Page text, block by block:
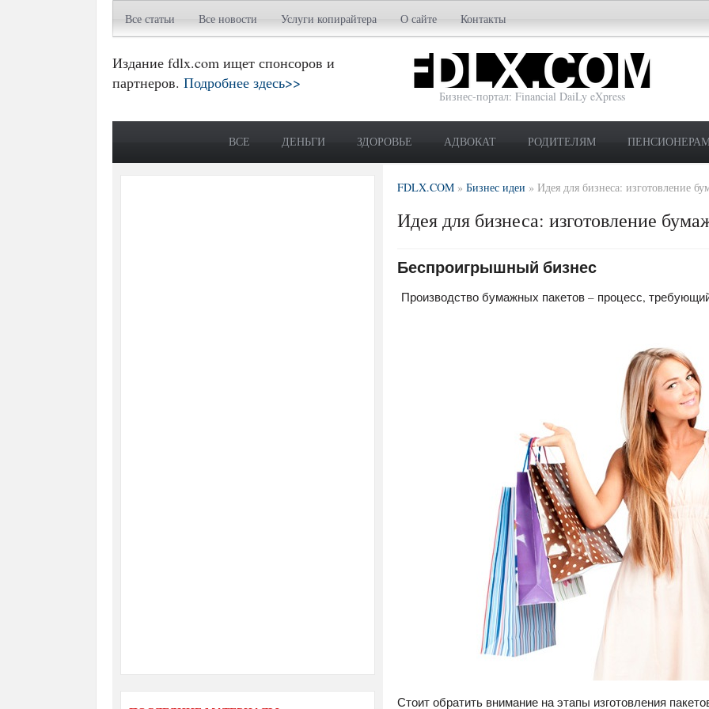
Все статьи Все новости Услуги копирайтера О сайте Контакты
Издание fdlx.com ищет спонсоров и
партнеров. Подробнее здесь>>
Бизнес-портал: Financial DaiLy eXpress
ВСЕ ДЕНЬГИ ЗДОРОВЬЕ АДВОКАТ РОДИТЕЛЯМ
FDLX.COM » Бизнес идеи » Идея для бизнеса: изготовление
Идея для бизнеса: изготовление
Беспроигрышный бизнес
Производство бумажных пакетов – процесс,
Стоит обратить внимание на этапы изготовления